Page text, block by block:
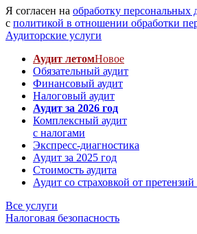
Я согласен на обработку персональных
с политикой в отношении обработки
Аудиторские услуги
Аудит летомНовое
Обязательный аудит
Финансовый аудит
Налоговый аудит
Аудит за 2026 год
Комплексный аудит
с налогами
Экспресс-диагностика
Аудит за 2025 год
Стоимость аудита
Аудит со страховкой от
Все услуги
Налоговая безопасность